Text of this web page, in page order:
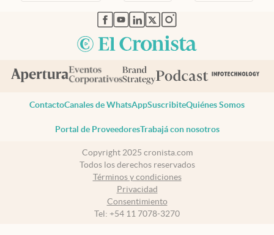
abre en nueva pestaña
abre en nueva pestaña
abre en nueva pestaña
abre en nueva pestaña
abre en nueva pestaña
ContactoCanales de WhatsAppSuscribiteQuiénes Somos
Portal de ProveedoresTrabajá con nosotros
Copyright 2025 cronista.com
Todos los derechos reservados
Términos y condiciones
Privacidad
Consentimiento
Tel: +54 11 7078-3270